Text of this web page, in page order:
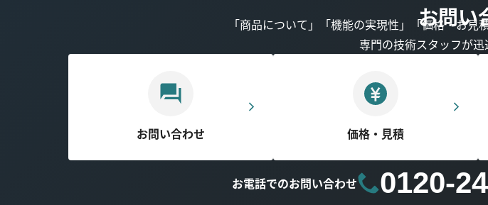
お問い
「商品について」「機能の実現性」「価格・お見
専門の技術スタッフが迅
お問い合わせ 価格・見積
お電話でのお問い合わせ 0120-